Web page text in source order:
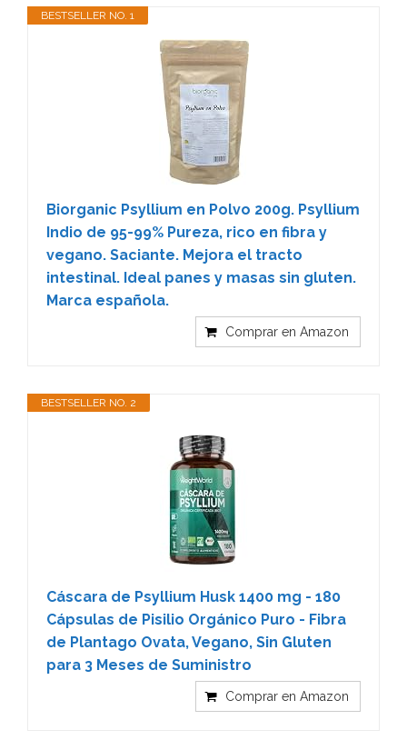
BESTSELLER NO. 1
Biorganic Psyllium en Polvo 200g. Psyllium
Indio de 95-99% Pureza, rico en fibra y
vegano. Saciante. Mejora el tracto
intestinal. Ideal panes y masas sin gluten.
Marca española.
Comprar en Amazon
BESTSELLER NO. 2
Cáscara de Psyllium Husk 1400 mg - 180
Cápsulas de Pisilio Orgánico Puro - Fibra
de Plantago Ovata, Vegano, Sin Gluten
para 3 Meses de Suministro
Comprar en Amazon